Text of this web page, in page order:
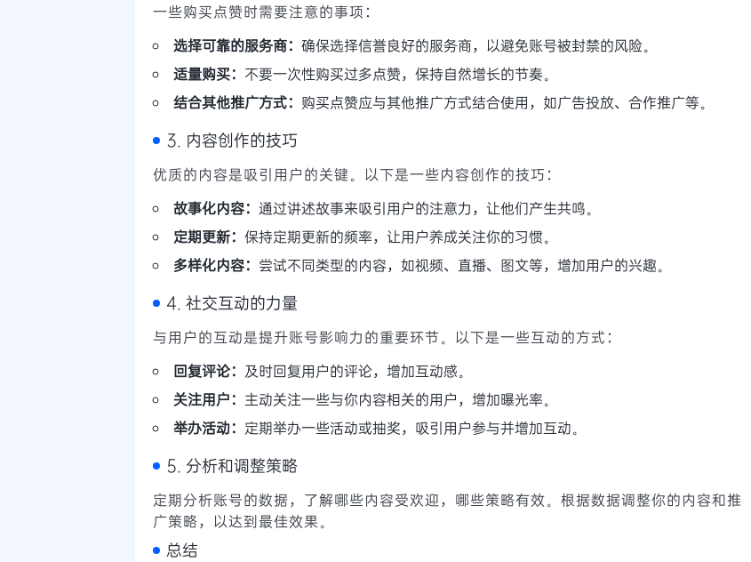
一些购买点赞时需要注意的事项：
选择可靠的服务商： 确保选择信誉良好的服务商，以避免账号被封禁的风险。
适量购买： 不要一次性购买过多点赞，保持自然增长的节奏。
结合其他推广方式： 购买点赞应与其他推广方式结合使用，如广告投放、合作推广等。
3. 内容创作的技巧
优质的内容是吸引用户的关键。以下是一些内容创作的技巧：
故事化内容： 通过讲述故事来吸引用户的注意力，让他们产生共鸣。
定期更新： 保持定期更新的频率，让用户养成关注你的习惯。
多样化内容： 尝试不同类型的内容，如视频、直播、图文等，增加用户的兴趣。
4. 社交互动的力量
与用户的互动是提升账号影响力的重要环节。以下是一些互动的方式：
回复评论： 及时回复用户的评论，增加互动感。
关注用户： 主动关注一些与你内容相关的用户，增加曝光率。
举办活动： 定期举办一些活动或抽奖，吸引用户参与并增加互动。
5. 分析和调整策略
定期分析账号的数据，了解哪些内容受欢迎，哪些策略有效。根据数据调整你的内容和推
广策略，以达到最佳效果。
总结